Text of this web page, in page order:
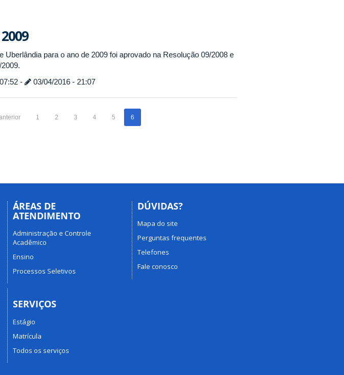
Uberlândia para o ano de 2009 foi aprovado na Resolução 09/2008 e
- 03/04/2016 - 21:07
1 2 3 4 5 6
ÁREAS DE
ATENDIMENTO
Administração e Controle
Acadêmico
Ensino
Processos Seletivos
SERVIÇOS
Estágio
Matrícula
Todos os serviços
DÚVIDAS?
Mapa do site
Perguntas frequentes
Telefones
Fale conosco